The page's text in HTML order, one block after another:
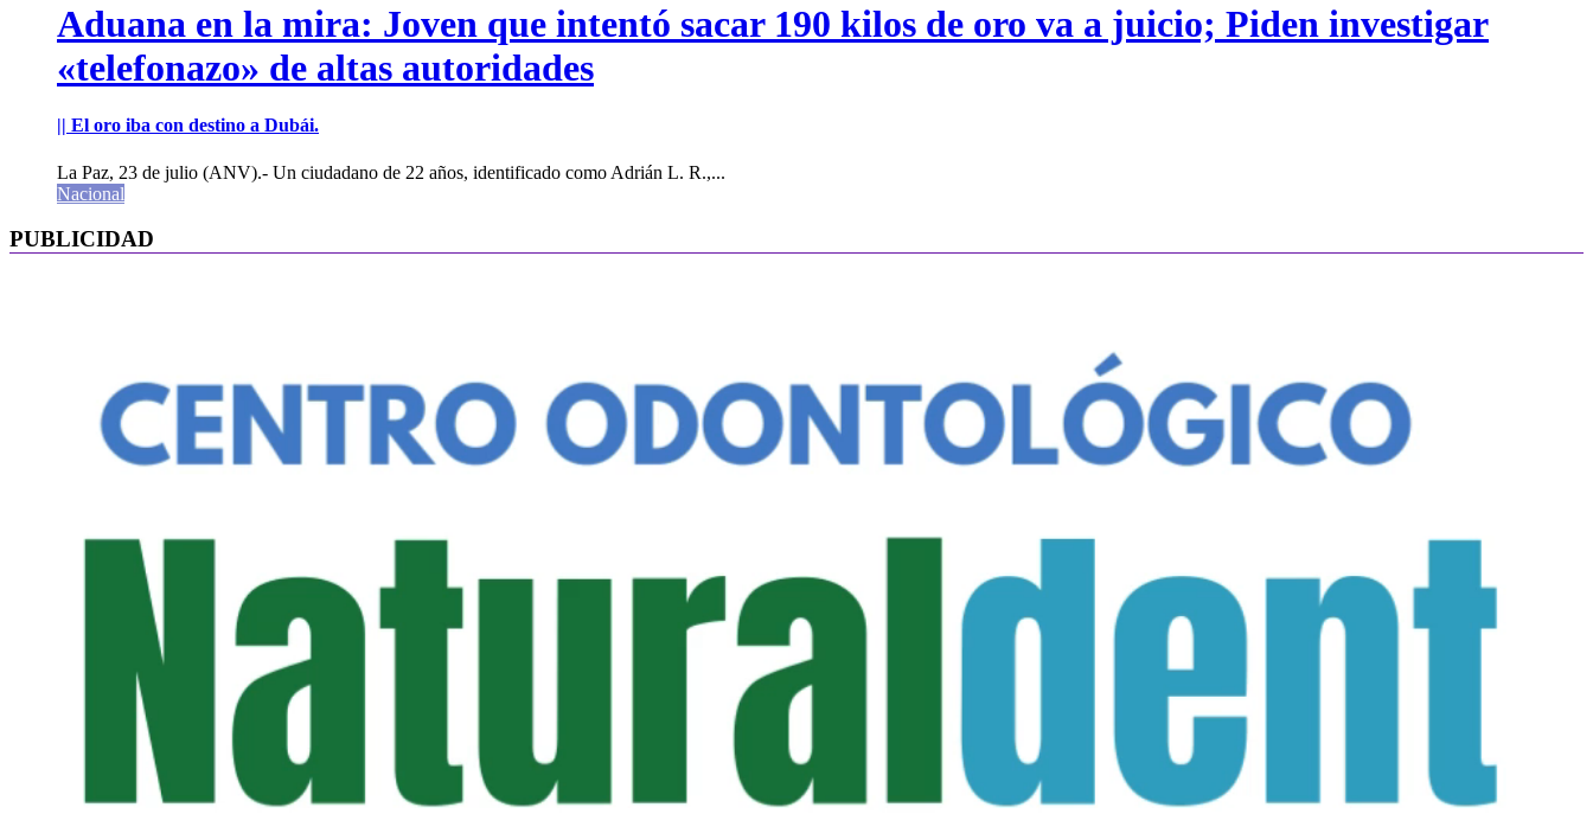
Aduana en la mira: Joven que intentó sacar 190 kilos de oro va a juicio; Piden investigar
«telefonazo» de altas autoridades
|| El oro iba con destino a Dubái.
La Paz, 23 de julio (ANV).- Un ciudadano de 22 años, identificado como Adrián L. R.,...
Nacional
PUBLICIDAD